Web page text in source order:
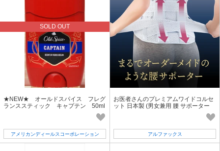
SOLD OUT
★NEW★ オールドスパイス フレグ
ランススティック キャプテン 50ml
アメリカンディールスコーポレーション
お医者さんのプレミアムワイドコルセ
ット 日本製 (男女兼用 腰 サポーター
アルファックス